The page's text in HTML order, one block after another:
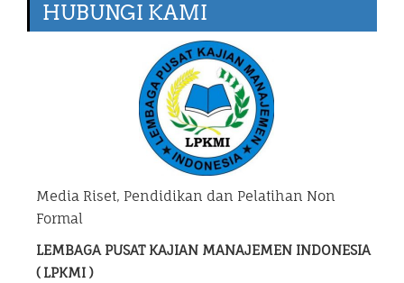
HUBUNGI KAMI
Media Riset, Pendidikan dan Pelatihan Non
Formal
LEMBAGA PUSAT KAJIAN MANAJEMEN INDONESIA
( LPKMI )